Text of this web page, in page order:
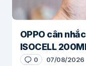
OPPO cân
ISOCELL
0 07/08/2026